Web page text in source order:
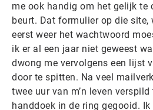
me ook handig om het gelijk te
beurt. Dat formulier op die
eerst weer het wachtwoord
ik er al een jaar niet geweest
dwong me vervolgens een lijst
door te spitten. Na veel
twee uur van m’n leven
handdoek in de ring gegooid.